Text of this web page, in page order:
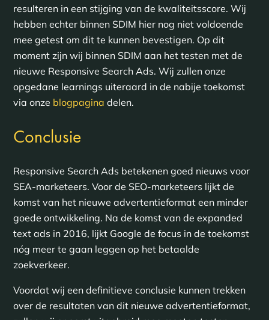
resulteren in een stijging van de kwaliteitsscore. Wij
hebben echter binnen SDIM hier nog niet voldoende
mee getest om dit te kunnen bevestigen. Op dit
moment zijn wij binnen SDIM aan het testen met de
nieuwe Responsive Search Ads. Wij zullen onze
opgedane learnings uiteraard in de nabije toekomst
via onze blogpagina delen.
Conclusie
Responsive Search Ads betekenen goed nieuws voor
SEA-marketeers. Voor de SEO-marketeers lijkt de
komst van het nieuwe advertentieformat een minder
goede ontwikkeling. Na de komst van de expanded
text ads in 2016, lijkt Google de focus in de toekomst
nóg meer te gaan leggen op het betaalde
zoekverkeer.
Voordat wij een definitieve conclusie kunnen trekken
over de resultaten van dit nieuwe advertentieformat,